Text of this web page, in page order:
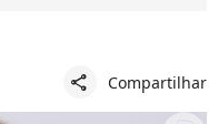
share Compartilhar